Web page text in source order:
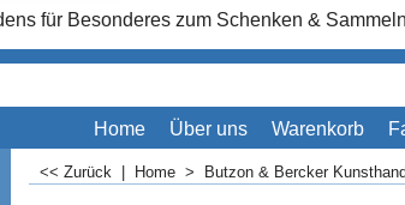
für Besonderes zum Schenken & Sammeln
Home Über uns Warenkorb
<< Zurück Home > Butzon & Bercker